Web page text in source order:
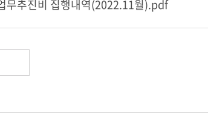
무추진비 집행내역(2022.11월).pdf